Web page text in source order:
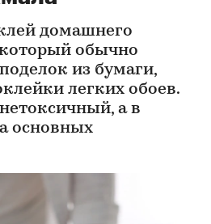
домашнего
обычно
из бумаги,
легких обоев.
а в
основных